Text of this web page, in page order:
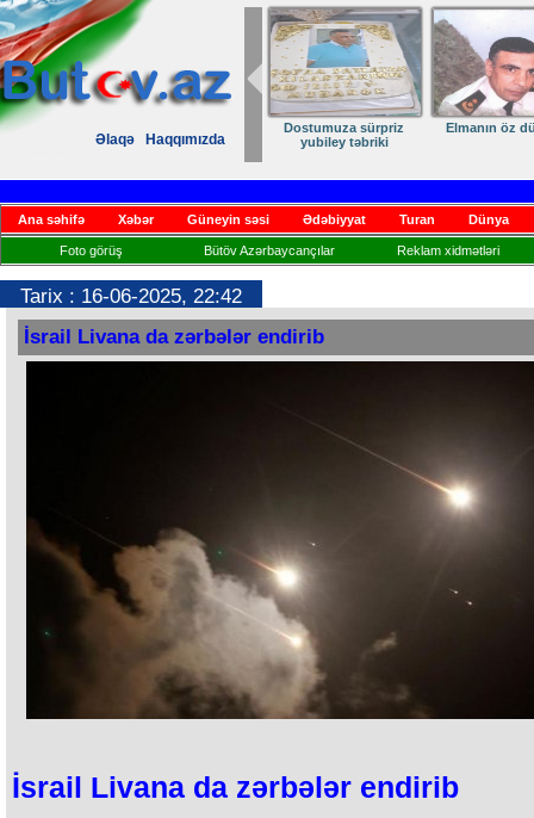
Əlaqə Haqqımızda
Dostumuza sürpriz
yubiley təbriki
Elmanın öz
Ana səhifə Xəbər Güneyin səsi Ədəbiyyat Turan Dünya
Foto görüş Bütöv Azərbaycançılar Reklam xidmətləri
Tarix : 16-06-2025, 22:42
İsrail Livana da zərbələr endirib
İsrail Livana da zərbələr endirib